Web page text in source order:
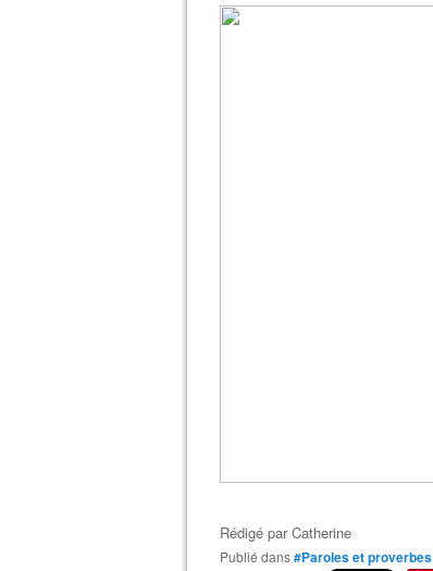
Rédigé parCatherine
Publié dans#Paroles et proverbes